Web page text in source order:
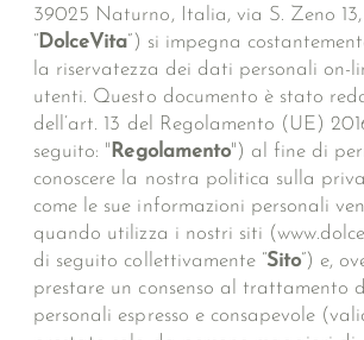
39025 Naturno, Italia, via S. Zeno
“ DolceVita”) si impegna
la riservatezza dei dati personali on-
utenti. Questo documento è stato
dell’art. 13 del Regolamento (UE)
seguito: " Regolamento") al fine di
conoscere la nostra politica sulla
come le sue informazioni personali
quando utilizza i nostri siti
di seguito collettivamente “Sito”) e,
prestare un consenso al trattamento
personali espresso e consapevole